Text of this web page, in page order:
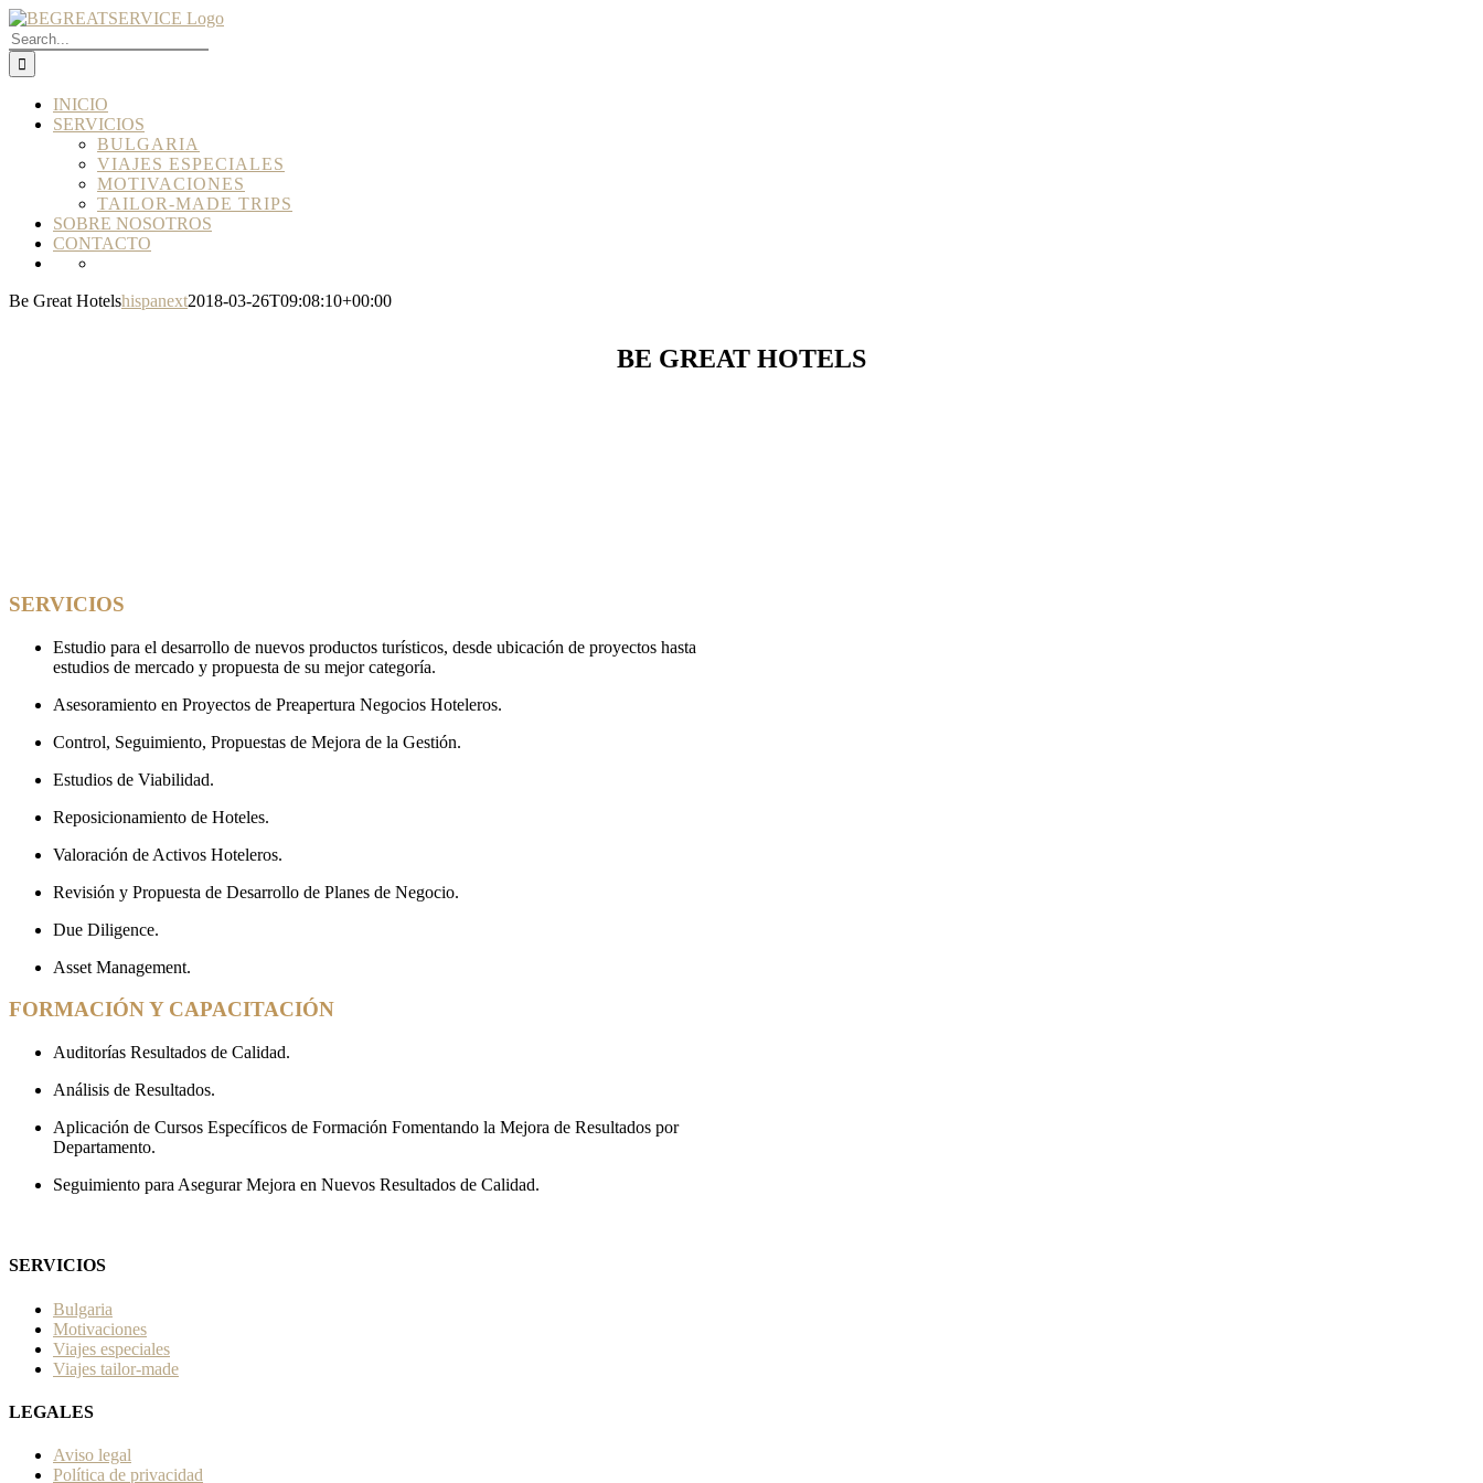
Skip
to
content
Search
for:
INICIO
SERVICIOS
BULGARIA
VIAJES ESPECIALES
MOTIVACIONES
TAILOR-MADE TRIPS
SOBRE NOSOTROS
CONTACTO
Be Great Hotelshispanext2018-03-26T09:08:10+00:00
BE GREAT HOTELS
SERVICIOS
Estudio para el desarrollo de nuevos productos turísticos, desde ubicación de proyectos hasta
estudios de mercado y propuesta de su mejor categoría.
Asesoramiento en Proyectos de Preapertura Negocios Hoteleros.
Control, Seguimiento, Propuestas de Mejora de la Gestión.
Estudios de Viabilidad.
Reposicionamiento de Hoteles.
Valoración de Activos Hoteleros.
Revisión y Propuesta de Desarrollo de Planes de Negocio.
Due Diligence.
Asset Management.
FORMACIÓN Y CAPACITACIÓN
Auditorías Resultados de Calidad.
Análisis de Resultados.
Aplicación de Cursos Específicos de Formación Fomentando la Mejora de Resultados por
Departamento.
Seguimiento para Asegurar Mejora en Nuevos Resultados de Calidad.
SERVICIOS
Bulgaria
Motivaciones
Viajes especiales
Viajes tailor-made
LEGALES
Aviso legal
Política de privacidad